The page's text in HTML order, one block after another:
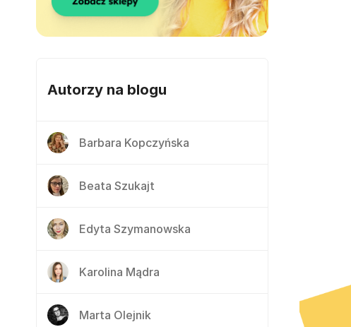
Autorzy na blogu
Barbara Kopczyńska
Beata Szukajt
Edyta Szymanowska
Karolina Mądra
Marta Olejnik